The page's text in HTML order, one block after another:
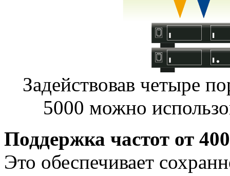
Задействовав четыре
5000 можно
Поддержка частот от
Это обеспечивает